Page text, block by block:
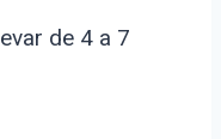
de 4 a 7